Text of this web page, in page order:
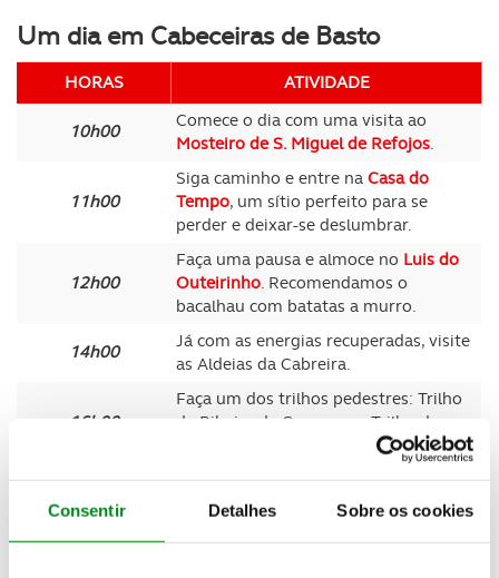
Consentir Detalhes Sobre os cookies
Um dia em Cabeceiras de Basto
HORAS ATIVIDADE
10h00
Comece o dia com uma visita ao
Mosteiro de S. Miguel de Refojos.
11h00
Siga caminho e entre na Casa do
Tempo, um sítio perfeito para se
perder e deixar-se deslumbrar.
12h00
Faça uma pausa e almoce no Luis do
Outeirinho. Recomendamos o
bacalhau com batatas a murro.
14h00
Já com as energias recuperadas, visite
as Aldeias da Cabreira.
16h00
Faça um dos trilhos pedestres: Trilho
da Ribeira de Cavez ou o Trilho de
Se ainda tiver energias, dê um passeio
de bicicleta na
Ecopista do Tâmega.